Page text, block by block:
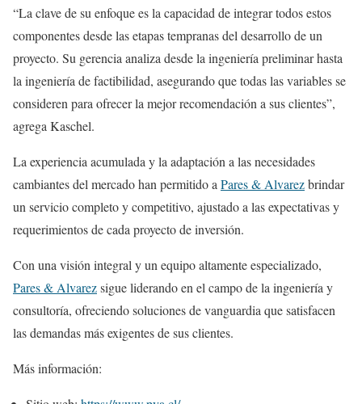
“La clave de su enfoque es la capacidad de integrar todos estos
componentes desde las etapas tempranas del desarrollo de un
proyecto. Su gerencia analiza desde la ingeniería preliminar hasta
la ingeniería de factibilidad, asegurando que todas las variables se
consideren para ofrecer la mejor recomendación a sus clientes”,
agrega Kaschel.
La experiencia acumulada y la adaptación a las necesidades
cambiantes del mercado han permitido a Pares & Alvarezbrindar
un servicio completo y competitivo, ajustado a las expectativas y
requerimientos de cada proyecto de inversión.
Con una visión integral y un equipo altamente especializado,
Pares & Alvarezsigue liderando en el campo de la ingeniería y
consultoría, ofreciendo soluciones de vanguardia que satisfacen
las demandas más exigentes de sus clientes.
Más información: